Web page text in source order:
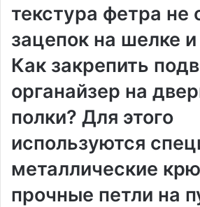
текстура фетра не
зацепок на шелке
Как закрепить
органайзер на
полки? Для этого
используются
металлические
прочные петли на